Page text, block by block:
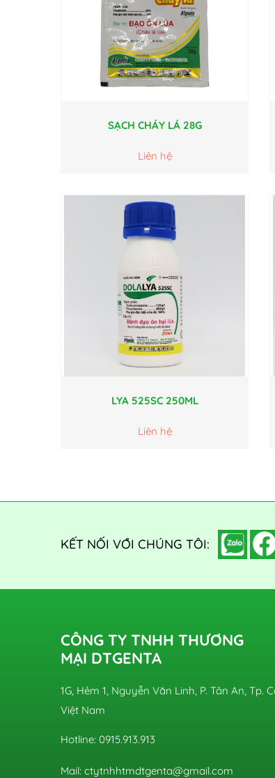
SẠCH CHÁY LÁ 28G
Liên hệ
LYA 525SC 250ML
Liên hệ
KẾT NỐI VỚI CHÚNG TÔI:
CÔNG TY TNHH THƯƠNG
MẠI DTGENTA
1G, Hẻm 1, Nguyễn Văn Linh, P. Tân An, Tp.
Việt Nam
Hotline: 0915.913.913
Mail: ctytnhhtmdtgenta@gmail.com